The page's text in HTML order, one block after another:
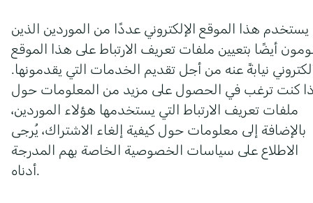
يستخدم هذا الموقع الإلكتروني عددًا من الموردين الذين
أيضًا بتعيين ملفات تعريف الارتباط على هذا الموقع
نيابةً عنه من أجل تقديم الخدمات التي يقدمونها.
كنت ترغب في الحصول على مزيد من المعلومات حول
ملفات تعريف الارتباط التي يستخدمها هؤلاء الموردين،
بالإضافة إلى معلومات حول كيفية إلغاء الاشتراك، يُرجى
الاطلاع على سياسات الخصوصية الخاصة بهم المدرجة
أدناه.